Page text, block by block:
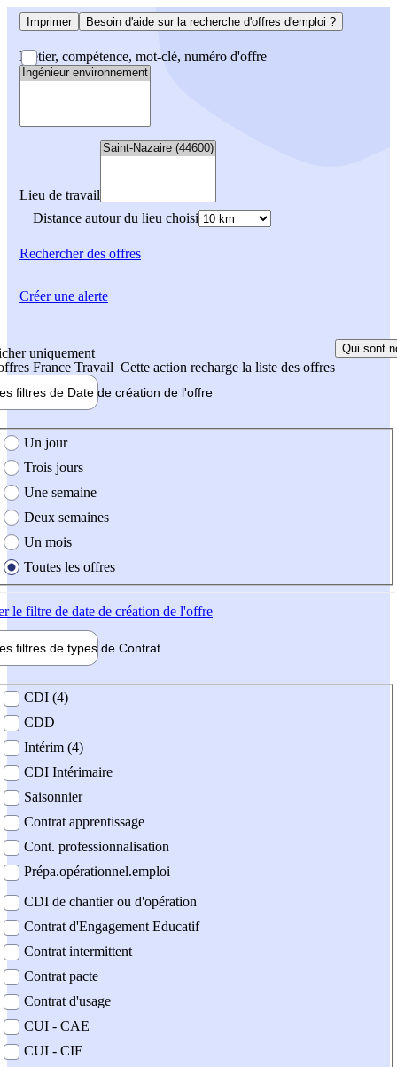
Imprimer Besoin d'aide sur la recherche d'offres d'emploi ?
Métier, compétence, mot-clé, numéro d'offre
Lieu de travail
Distance autour du lieu choisi
Rechercherdes offres
uniquement
France Travail Cette action recharge la liste des offres
Qui sont
filtres de Date de création de l'offre
création de l'offre
Un jour
Trois jours
Une semaine
Deux semaines
Un mois
Toutes les offres
le filtre de date de création de l'offre
filtres de types de Contrat
contrat
CDI (4)
CDD
Intérim (4)
CDI Intérimaire
Saisonnier
Contrat apprentissage
Cont. professionnalisation
Prépa.opérationnel.emploi
CDI de chantier ou d'opération
Contrat d'Engagement Educatif
Contrat intermittent
Contrat pacte
Contrat d'usage
CUI - CAE
CUI - CIE
Créer une alerte